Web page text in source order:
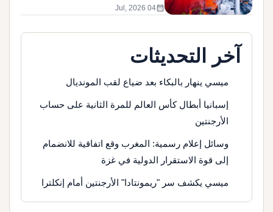
أشهر
calendar_month
04 Jul, 2026
آخر التحديثات
ميسي ينهار بالبكاء بعد ضياع لقب المونديال
إسبانيا أبطال كأس العالم للمرة الثانية على حساب
الأرجنتين
وسائل إعلام رسمية: المغرب وقع اتفاقية للانضمام
إلى قوة الاستقرار الدولية في غزة
ميسي يكشف سر "ريمونتادا" الأرجنتين أمام إنكلترا